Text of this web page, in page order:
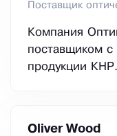
Поставщик
Компания
поставщиком с
продукции КНР.
Oliver Wood